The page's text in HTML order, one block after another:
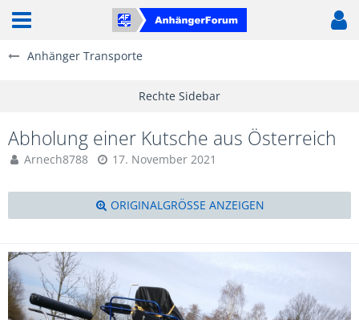
Anhänger Transporte
Abholung einer Kutsche aus Österreich
Arnech8788 17. November 2021
ORIGINALGRÖSSE ANZEIGEN